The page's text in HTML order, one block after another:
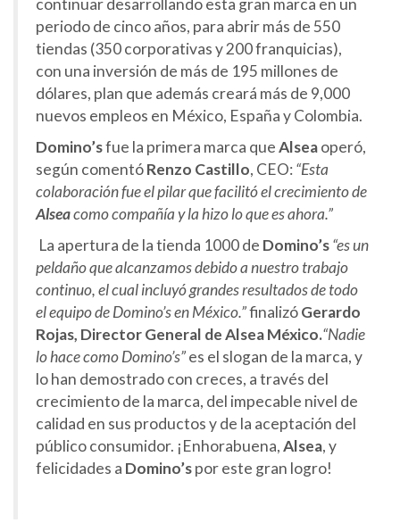
continuar desarrollando esta gran marca en un
periodo de cinco años, para abrir más de 550
tiendas (350 corporativas y 200 franquicias),
con una inversión de más de 195 millones de
dólares, plan que además creará más de 9,000
nuevos empleos en México, España y Colombia.
Domino’sfue la primera marca queAlseaoperó,
según comentóRenzo Castillo, CEO:“Esta
colaboración fue el pilar que facilitó el crecimiento de
Alseacomo compañía y la hizo lo que es ahora.”
La apertura de la tienda 1000 de Domino’s“es un
peldaño que alcanzamos debido a nuestro trabajo
continuo, el cual incluyó grandes resultados de todo
el equipo de Domino’s en México.”finalizóGerardo
Rojas, Director General de Alsea México.“Nadie
lo hace como Domino’s”es el slogan de la marca, y
lo han demostrado con creces, a través del
crecimiento de la marca, del impecable nivel de
calidad en sus productos y de la aceptación del
público consumidor. ¡Enhorabuena,Alsea, y
felicidades a Domino’spor este gran logro!